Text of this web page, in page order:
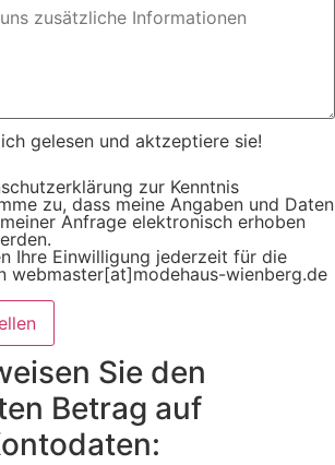
gelesen und aktzeptiere sie!
zur Kenntnis
zu, dass meine Angaben und Daten
Anfrage elektronisch erhoben
Ihre Einwilligung jederzeit für die
webmaster[at]modehaus-wienberg.de
Sie den
Betrag auf